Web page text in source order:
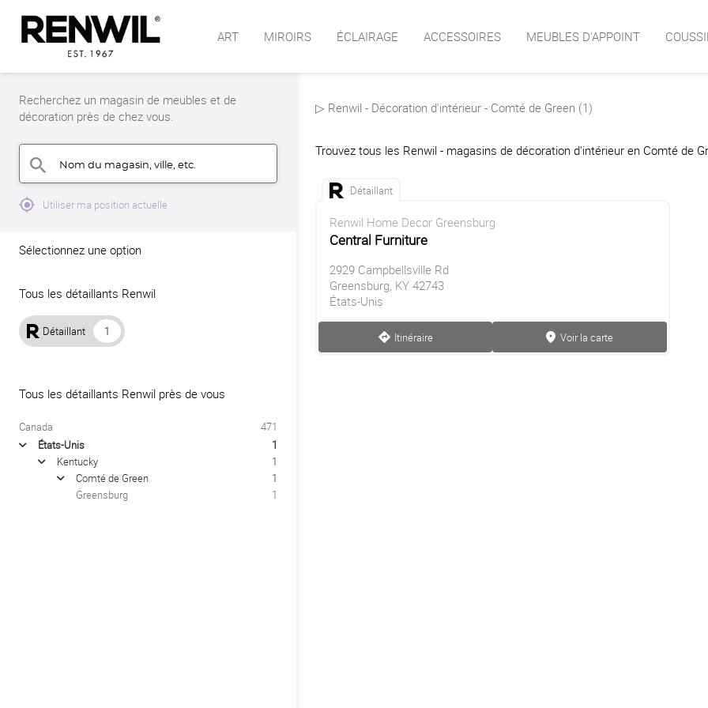
ART MIROIRS ÉCLAIRAGE ACCESSOIRES MEUBLES D'APPOINT
Recherchez un magasin de meubles et de
décoration près de chez vous.
search Nom du magasin, ville, etc.
mylocation Utiliser ma position actuelle
Sélectionnez une option
Tous les détaillants Renwil
1
Détaillant
Tous les détaillants Renwil près de vous
Canada 471
arrow États-Unis 1
arrow Kentucky 1
arrow Comté de Green
1
Greensburg
1
▷ Renwil - Décoration d'intérieur - Comté de Green (1)
Trouvez tous les Renwil - magasins de décoration d'intérieur en Comté de
Détaillant
Renwil Home Decor Greensburg
Central Furniture
2929 Campbellsville Rd
Greensburg, KY 42743
États-Unis
direction Itinéraire marker Voir la carte